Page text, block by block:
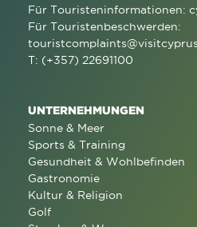
Für Touristeninformationen:
Für Touristenbeschwerden:
T: (+357) 22691100
UNTERNEHMUNGEN
Sonne & Meer
Sports & Training
Gesundheit & Wohlbefinden
Gastronomie
Kultur & Religion
Golf